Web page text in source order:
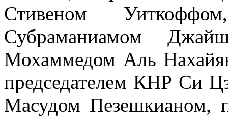
Стивеном
Субраманиамом
Мохаммедом Аль
председателем КНР Си
Масудом Пезешкианом,